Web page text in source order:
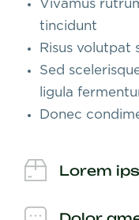
Vivamus
tincidunt
Risus volutpat
Sed
ligula
Donec
Lorem